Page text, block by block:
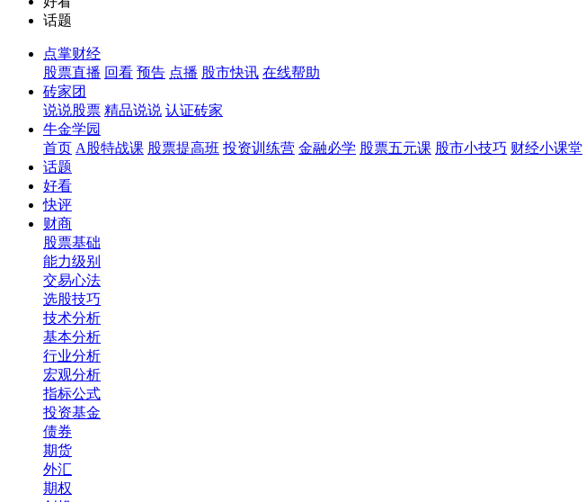
话题
点掌财经
股票直播 回看 预告 点播 股市快讯 在线帮助
砖家团
说说股票 精品说说 认证砖家
牛金学园
首页 A股特战课 股票提高班 投资训练营 金融必学 股票五元课 股市小技巧 财经小课堂
话题
好看
快评
财商
股票基础
能力级别
交易心法
选股技巧
技术分析
基本分析
行业分析
宏观分析
指标公式
投资基金
债券
期货
外汇
期权